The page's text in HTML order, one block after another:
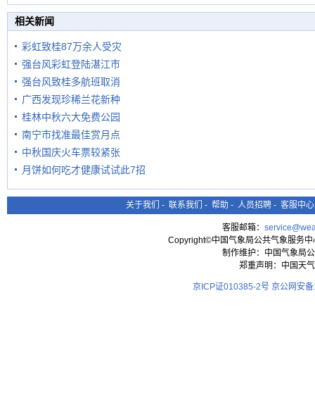
在堤岸见证汛况
相关新闻
彩虹致桂87万余人受灾
强台风彩虹登陆湛江市
强台风致桂多航班取消
广西发现珍稀兰花新种
桂林中秋六大免费公园
南宁市找准最佳赏月点
中秋国庆火车票较紧张
月饼如何吃才健康试试此7招
关于我们 - 联系我们 - 帮助 - 人员招聘 - 客服中心
客服邮箱：
Copyright©中国气象局公共气象服务
制作维护：中国气象局
郑重声明：中国天
京ICP证010385-2号 京公网安